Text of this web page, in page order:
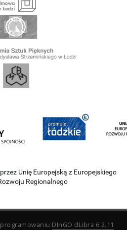
Unię Europejską z Europejskiego
Regionalnego
DInGO dLibra 6.2.11